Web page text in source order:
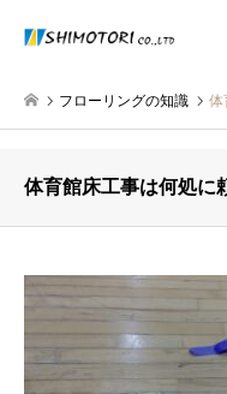
フローリングの知識 体
体育館床工事は何処に